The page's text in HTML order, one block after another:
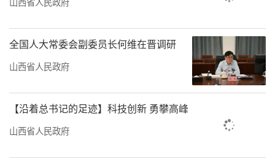
这一环紧扣一环的文旅大戏让山西坐上
了“筋斗云”。携程旅行数据显示，8月20日0
时至12时，山西省搜索热度环比增长超过
10%，大同、朔州等城市搜索热度均环比增长
两成，山西小西天的门票订单量同比增长
236%；同程旅行数据显示，截至8月20日16
时，山西旅游搜索热度较前日同一时段上涨
全国人大常委会副委员长何维在晋调研
山西省人民政府
【沿着总书记的足迹】科技创新 勇攀高峰
山西省人民政府